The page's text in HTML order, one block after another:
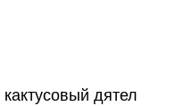
дятел